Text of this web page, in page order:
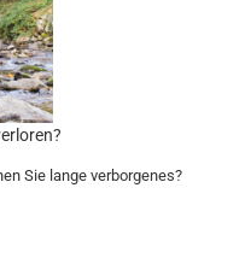
Sie lange verborgenes?